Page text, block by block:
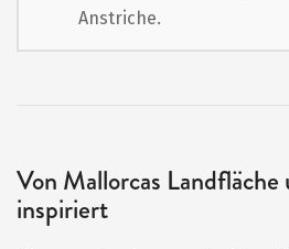
Anstriche.
Von Mallorcas
inspiriert